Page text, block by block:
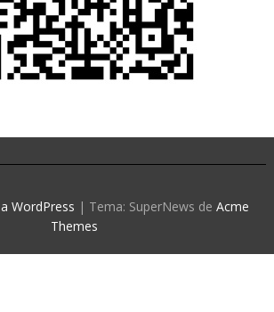
WordPress | Tema: SuperNews de Acme
Themes